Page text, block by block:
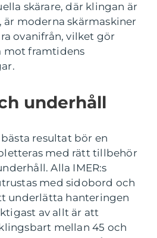
skärare, där klingan är
moderna skärmaskiner
ovanifrån, vilket gör
mot framtidens
underhåll
resultat bör en
med rätt tillbehör
Alla IMER:s
med sidobord och
underlätta hanteringen
av allt är att
mellan 45 och